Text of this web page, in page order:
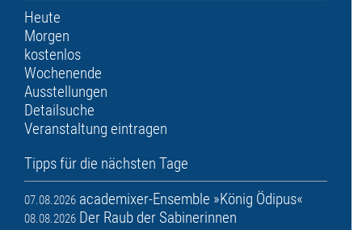
Heute
Morgen
kostenlos
Wochenende
Ausstellungen
Detailsuche
Veranstaltung eintragen
Tipps für die nächsten Tage
07.08.2026 academixer-Ensemble »König Ödipus«
08.08.2026 Der Raub der Sabinerinnen